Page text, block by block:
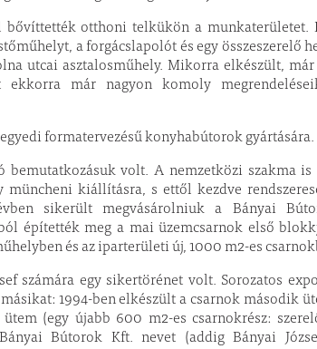
bővíttették otthoni telkükön a munkaterületet.
a forgácslapolót és egy összeszerelő
utcai asztalosműhely. Mikorra elkészült,
már nagyon komoly
formatervezésű konyhabútorok gyártására.
bemutatkozásuk volt. A nemzetközi szakma
kiállításra, s ettől kezdve
sikerült megvásárolniuk a Bányai
építették meg a mai üzemcsarnok első
és az iparterületi új, 1000 m2-es
számára egy sikertörénet volt. Sorozatos
1994-ben elkészült a csarnok második
(egy újabb 600 m2-es csarnokrész:
Bútorok Kft. nevet (addig Bányai